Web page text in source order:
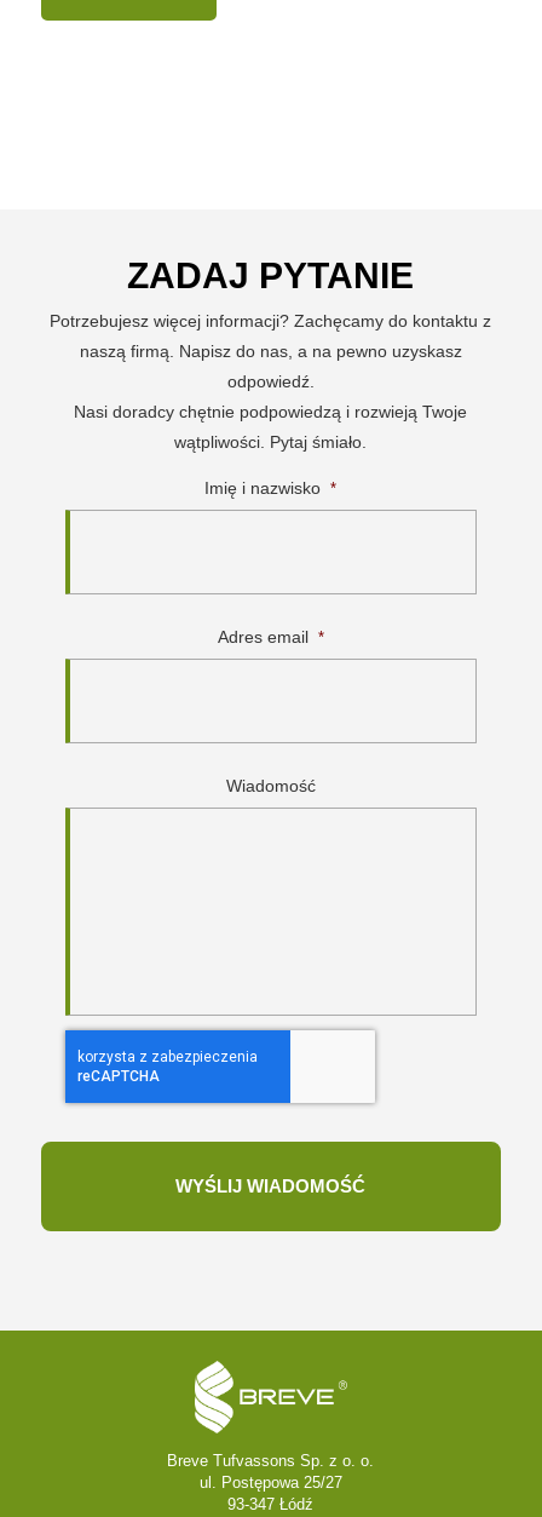
ZADAJ PYTANIE
Potrzebujesz więcej informacji? Zachęcamy do kontaktu z
naszą firmą. Napisz do nas, a na pewno uzyskasz
odpowiedź.
Nasi doradcy chętnie podpowiedzą i rozwieją Twoje
wątpliwości. Pytaj śmiało.
Imię i nazwisko *
Adres email *
Wiadomość
Breve Tufvassons Sp. z o. o.
ul. Postępowa 25/27
93-347 Łódź